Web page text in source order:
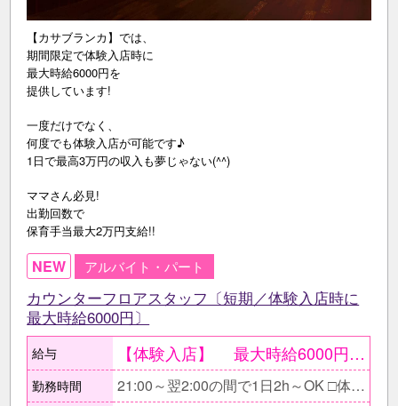
【カサブランカ】では、
期間限定で体験入店時に
最大時給6000円を
提供しています!
一度だけでなく、
何度でも体験入店が可能です♪
1日で最高3万円の収入も夢じゃない(^^)
ママさん必見!
出勤回数で
保育手当最大2万円支給!!
NEW アルバイト・パート
カウンターフロアスタッフ〔短期／体験入店時に
最大時給6000円〕
給与 【体験入店】 最大時給6000円〔期間限定〕 ●当日現金で全額支給。 ○体験入店は一度ではなく複数回OK。 【在籍後】 時給2500円～3000円＋ 各種高額バック有 ●同伴・指名バック100％、 ボトルキープバック30％、 その他月〆賞与有 《完全歩合制度》 時給や高額バックに加え、 完全歩合制も取り入れています◎ 選べるシステムを採用しているため、 「自分の力でどんどん稼ぎたい」と 考えている方にぴったりの制度です！ 【月収例】 ≪1ヶ月間の短期で働くAさん/学生≫ 時給2500円×1日4h×週2日〔月8日〕 …月収8万円
勤務時間 21:00～翌2:00の間で1日2h～OK □体験入店は4h勤務 ■時間帯は相談に応じます。 □1日2～3h勤務でもOK! ■次の日学校がある時は3h、 週末はがっつりラストまでなど 曜日によっての調整もOKです◎